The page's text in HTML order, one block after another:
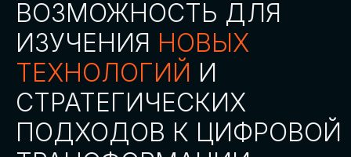
АККРЕДИТАЦИЯ
СМИ
СКАЧАТЬ ПРОГРАММУ
СТАТЬ УЧАСТНИКОМ